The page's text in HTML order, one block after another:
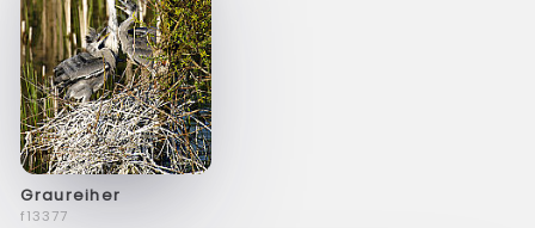
Graureiher
f13377